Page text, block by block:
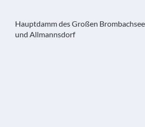
Hauptdamm des Großen
und Allmannsdorf